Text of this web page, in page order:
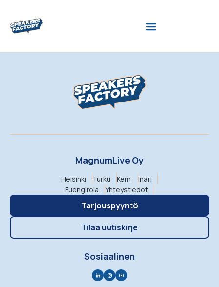
MagnumLive Oy
Helsinki Turku Kemi
Inari
Fuengirola
Yhteystiedot
Tarjouspyyntö
Tilaa uutiskirje
Sosiaalinen